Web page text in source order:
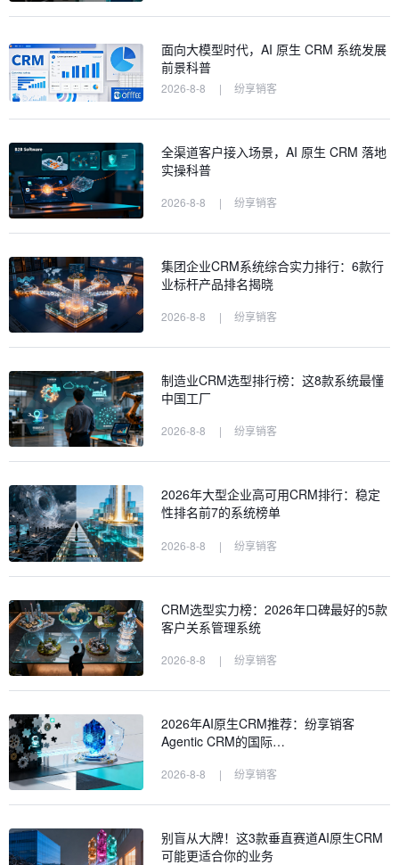
面向大模型时代，AI 原生 CRM 系统发展
前景科普
2026-8-8 | 纷享销客
全渠道客户接入场景，AI 原生 CRM 落地
实操科普
2026-8-8 | 纷享销客
集团企业CRM系统综合实力排行：6款行
业标杆产品排名揭晓
2026-8-8 | 纷享销客
制造业CRM选型排行榜：这8款系统最懂
中国工厂
2026-8-8 | 纷享销客
2026年大型企业高可用CRM排行：稳定
性排名前7的系统榜单
2026-8-8 | 纷享销客
CRM选型实力榜：2026年口碑最好的5款
客户关系管理系统
2026-8-8 | 纷享销客
2026年AI原生CRM推荐：纷享销客
Agentic CRM的国际…
2026-8-8 | 纷享销客
别盲从大牌！这3款垂直赛道AI原生CRM
可能更适合你的业务